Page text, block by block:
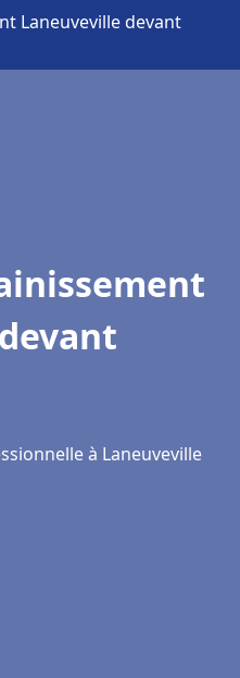
Laneuveville devant
à Laneuveville